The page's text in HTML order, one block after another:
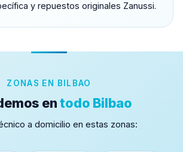
y repuestos originales Zanussi.
ZONAS EN BILBAO
entodo Bilbao
a domicilio en estas zonas: